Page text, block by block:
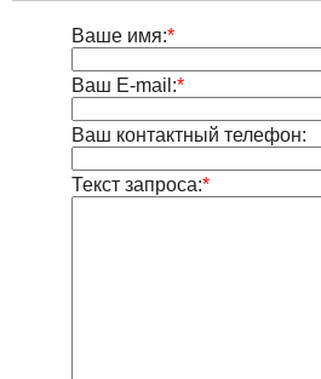
Ваше имя:*
Ваш E-mail:*
Ваш контактный телефон:
Текст запроса:*